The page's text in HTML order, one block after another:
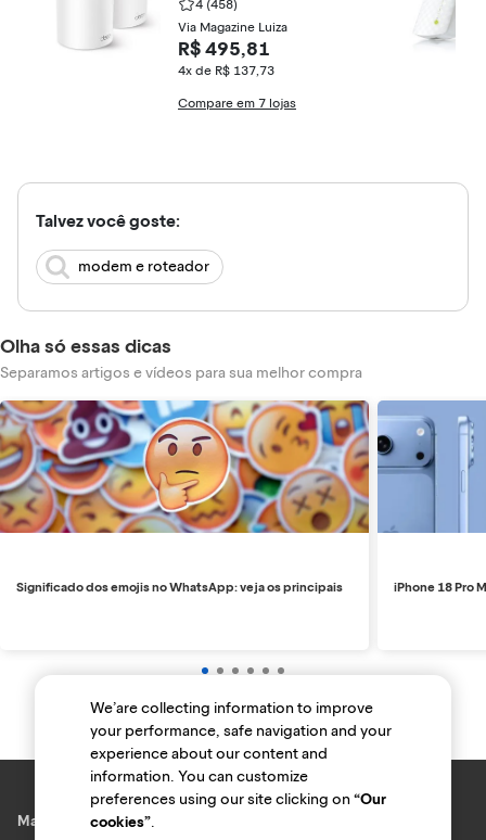
X50
4 (458)
Via Magazine Luiza
R$ 495,81
4x de R$ 137,73
Compare em 7 lojas
Talvez você goste:
modem e roteador
Olha só essas dicas
Separamos artigos e vídeos para sua melhor compra
Significado dos emojis no WhatsApp: veja os principais iPhone 18 Pro
Marcas e lojas
We’are collecting information to improve
your performance, safe navigation and your
experience about our content and
information. You can customize
preferences using our site clicking on“Our
cookies”.